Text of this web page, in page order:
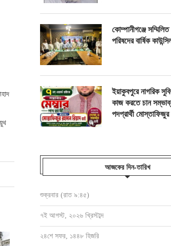
কোম্পানীগঞ্জে সম্মিলিত
পরিষদের বার্ষিক
ইয়াকুবপুরে নাগরিক
কাজ করতে চান
পদপ্রার্থী মোস্তাফিজুর
আজকের দিন-তারিখ
শুক্রবার (রাত ৯:৪৫)
৭ই আগস্ট, ২০২৬ খ্রিস্টাব্দ
২৪শে সফর, ১৪৪৮ হিজরি